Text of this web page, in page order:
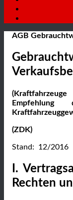
AGB
Empfehlung
(ZDK)
Stand: 12/2016
I.
Rechten